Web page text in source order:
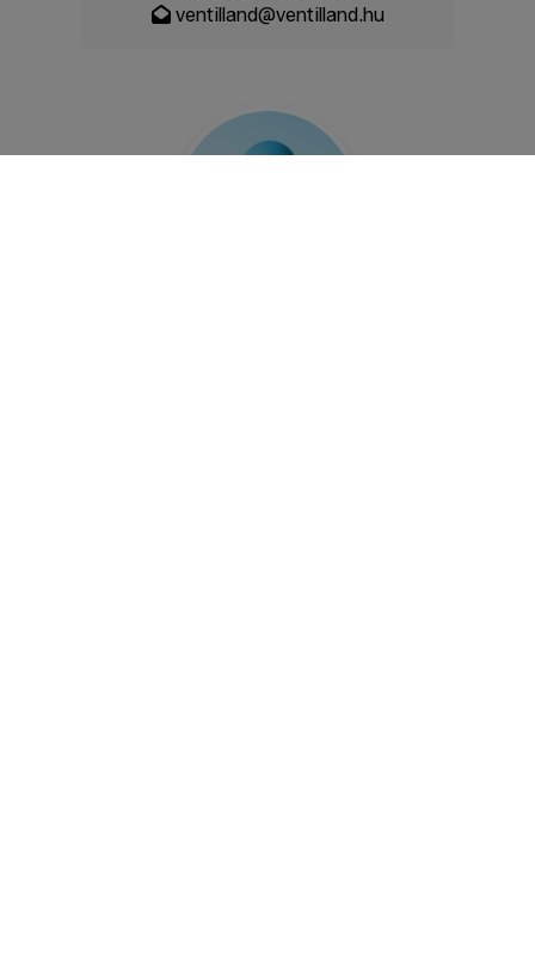
ventilland@ventilland.hu